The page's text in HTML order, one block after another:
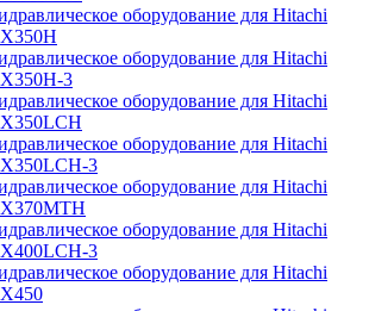
оборудование для Hitachi
оборудование для Hitachi
3
оборудование для Hitachi
оборудование для Hitachi
3
оборудование для Hitachi
оборудование для Hitachi
3
оборудование для Hitachi